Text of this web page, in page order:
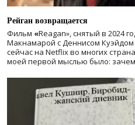
Рейган возвращается
Фильм «Reagan», снятый в 2024
Макнамарой с Деннисом Куэйдом
сейчас на Netflix во многих
моей первой мыслью было: